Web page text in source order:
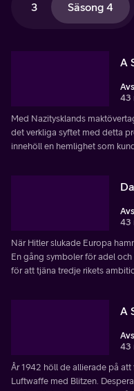
3 Säsong 4
A
43
Med Nazitysklands
det verkliga syftet med detta
innehöll en hemlighet som
43
När Hitler slukade Europa
En gång symboler för adel
för att tjäna tredje rikets
A
43
År 1942 höll de allierade på
Luftwaffe med Blitzen.